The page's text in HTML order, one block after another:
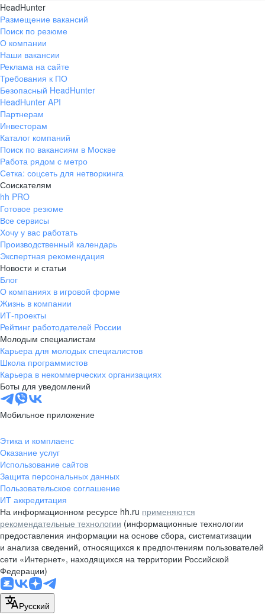
HeadHunter
Размещение вакансий
Поиск по резюме
О компании
Наши вакансии
Реклама на сайте
Требования к ПО
Безопасный HeadHunter
HeadHunter API
Партнерам
Инвесторам
Каталог компаний
Поиск по вакансиям в Москве
Работа рядом с метро
Сетка: соцсеть для нетворкинга
Соискателям
hh PRO
Готовое резюме
Все сервисы
Хочу у вас работать
Производственный календарь
Экспертная рекомендация
Новости и статьи
Блог
О компаниях в игровой форме
Жизнь в компании
ИТ-проекты
Рейтинг работодателей России
Молодым специалистам
Карьера для молодых специалистов
Школа программистов
Карьера в некоммерческих организациях
Боты для уведомлений
Мобильное приложение
Этика и комплаенс
Оказание услуг
Использование сайтов
Защита персональных данных
Пользовательское соглашение
ИТ аккредитация
На информационном ресурсе hh.ru применяются
рекомендательные технологии (информационные технологии
предоставления информации на основе сбора, систематизации
и анализа сведений, относящихся к предпочтениям пользователей
сети «Интернет», находящихся на территории Российской
Федерации)
Русский